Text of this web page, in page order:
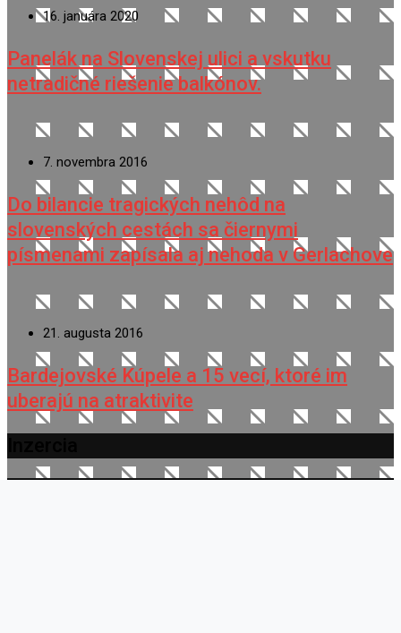
16. januára 2020
Panelák na Slovenskej ulici a vskutku
netradičné riešenie balkónov.
7. novembra 2016
Do bilancie tragických nehôd na
slovenských cestách sa čiernymi
písmenami zapísala aj nehoda v Gerlachove
21. augusta 2016
Bardejovské Kúpele a 15 vecí, ktoré im
uberajú na atraktivite